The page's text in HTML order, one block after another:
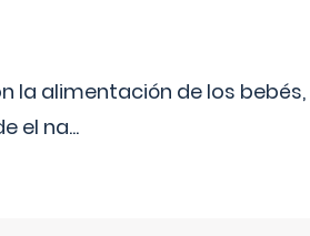
la alimentación de los
el na...